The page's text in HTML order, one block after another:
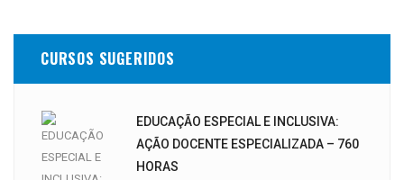
CURSOS SUGERIDOS
EDUCAÇÃO ESPECIAL E INCLUSIVA:
AÇÃO DOCENTE ESPECIALIZADA – 760
HORAS